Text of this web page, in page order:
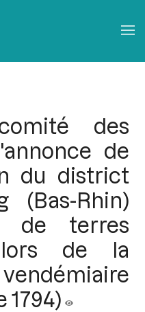
des
de
du district
(Bas-Rhin)
de terres
lors de la
1794)